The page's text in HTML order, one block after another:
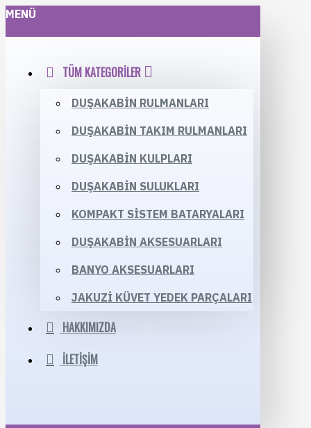
MENÜ
TÜM KATEGORILER
DUŞAKABIN RULMANLARI
DUŞAKABIN TAKIM RULMANLARI
DUŞAKABIN KULPLARI
DUŞAKABIN SULUKLARI
KOMPAKT SISTEM BATARYALARI
DUŞAKABIN AKSESUARLARI
BANYO AKSESUARLARI
JAKUZI KÜVET YEDEK PARÇALARI
HAKKIMIZDA
İLETIŞIM